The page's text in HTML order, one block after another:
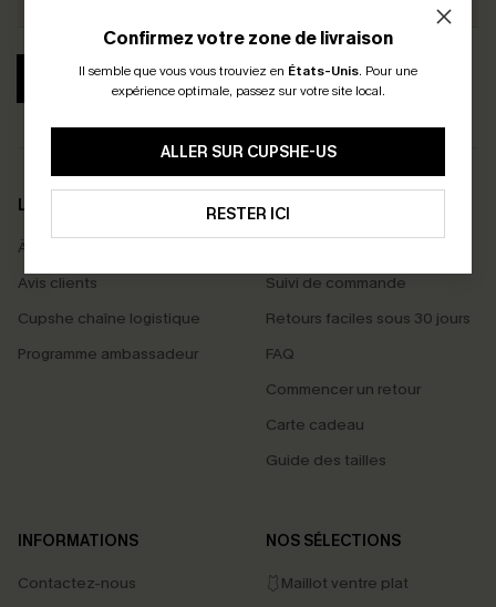
Confirmez votre zone de livraison
Il semble que vous vous trouviez en États-Unis. Pour une
expérience optimale, passez sur votre site local.
ALLER SUR CUPSHE-US
RESTER ICI
S'ABONNER
LA MARQUE
À propos de nous
Avis clients
Cupshe chaîne logistique
Programme ambassadeur
SERVICES
Suivi de commande
Retours faciles sous 30 jours
FAQ
Commencer un retour
Carte cadeau
Guide des tailles
INFORMATIONS
Contactez-nous
NOS SÉLECTIONS
🩱Maillot ventre plat